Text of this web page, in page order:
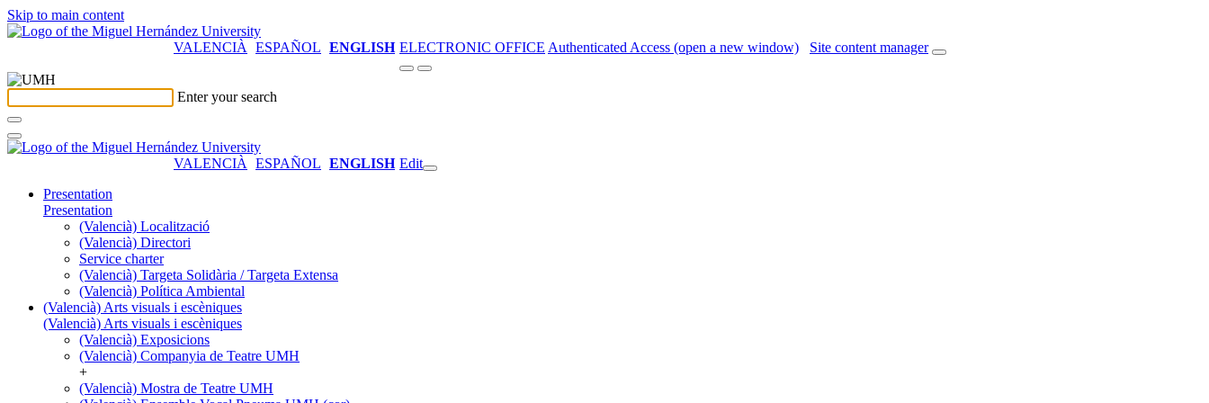
Skip to main content
VALENCIÀ ESPAÑOL ENGLISH ELECTRONIC OFFICE Authenticated Access (open a new window) Site content manager
Enter your search
VALENCIÀ ESPAÑOL ENGLISH Edit
Presentation
Presentation
(Valencià) Localització
(Valencià) Directori
Service charter
(Valencià) Targeta Solidària / Targeta Extensa
(Valencià) Política Ambiental
(Valencià) Arts visuals i escèniques
(Valencià) Arts visuals i escèniques
(Valencià) Exposicions
(Valencià) Companyia de Teatre UMH
+
(Valencià) Mostra de Teatre UMH